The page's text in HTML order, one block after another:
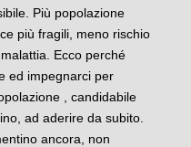
Più popolazione
più fragili, meno rischio
Ecco perché
ed impegnarci per
, candidabile
ad aderire da subito.
ancora, non